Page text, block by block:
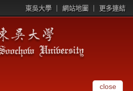
東吳大學 網站地圖 更多連結
close